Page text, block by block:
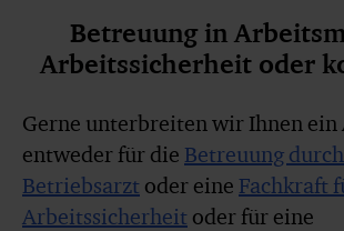
Betreuung in
Arbeitssicherheit oder
Gerne unterbreiten wir Ihnen ein
entweder für die Betreuung
Betriebsarzt oder eine Fachkraft
Arbeitssicherheit oder für eine